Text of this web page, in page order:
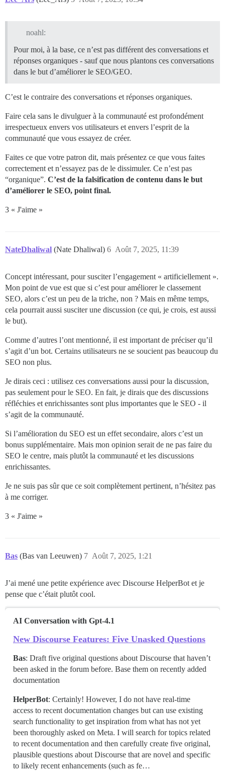
noahl:
Pour moi, à la base, ce n’est pas différent des conversations et
réponses organiques - sauf que nous plantons ces conversations
dans le but d’améliorer le SEO/GEO.
C’est le contraire des conversations et réponses organiques.
Faire cela sans le divulguer à la communauté est profondément
irrespectueux envers vos utilisateurs et envers l’esprit de la
communauté que vous essayez de créer.
Faites ce que votre patron dit, mais présentez ce que vous faites
correctement et n’essayez pas de le dissimuler. Ce n’est pas
“organique”. C’est de la falsification de contenu dans le but
d’améliorer le SEO, point final.
3 « J'aime »
NateDhaliwal (Nate Dhaliwal) Août 7, 2025, 11:39
6
Concept intéressant, pour susciter l’engagement « artificiellement ».
Mon point de vue est que si c’est pour améliorer le classement
SEO, alors c’est un peu de la triche, non ? Mais en même temps,
cela pourrait aussi susciter une discussion (ce qui, je crois, est aussi
le but).
Comme d’autres l’ont mentionné, il est important de préciser qu’il
s’agit d’un bot. Certains utilisateurs ne se soucient pas beaucoup du
SEO non plus.
Je dirais ceci : utilisez ces conversations aussi pour la discussion,
pas seulement pour le SEO. En fait, je dirais que des discussions
réfléchies et enrichissantes sont plus importantes que le SEO - il
s’agit de la communauté.
Si l’amélioration du SEO est un effet secondaire, alors c’est un
bonus supplémentaire. Mais mon opinion serait de ne pas faire du
SEO le centre, mais plutôt la communauté et les discussions
enrichissantes.
Je ne suis pas sûr que ce soit complètement pertinent, n’hésitez pas
à me corriger.
3 « J'aime »
Bas (Bas van Leeuwen) Août 7, 2025, 1:21
7
J’ai mené une petite expérience avec Discourse HelperBot et je
pense que c’était plutôt cool.
AI Conversation with Gpt-4.1
New Discourse Features: Five Unasked Questions
Bas: Draft five original questions about Discourse that haven’t
been asked in the forum before. Base them on recently added
documentation
HelperBot: Certainly! However, I do not have real-time
access to recent documentation changes but can use existing
search functionality to get inspiration from what has not yet
been thoroughly asked on Meta. I will search for topics related
to recent documentation and then carefully create five original,
plausible questions about Discourse that are novel and specific
to likely recent enhancements (such as fe…